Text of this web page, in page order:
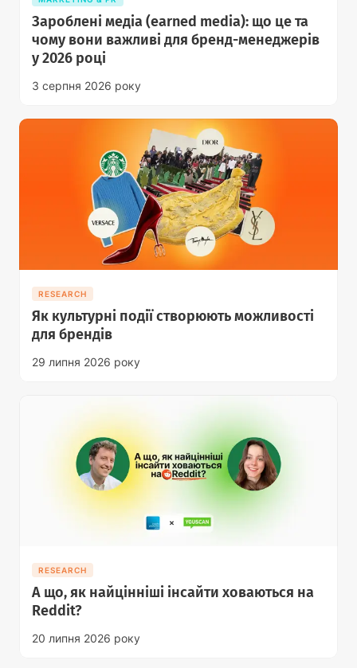
Зароблені медіа (earned media): що це та
чому вони важливі для бренд-менеджерів
у 2026 році
3 серпня 2026 року
RESEARCH
Як культурні події створюють можливості
для брендів
29 липня 2026 року
RESEARCH
А що, як найцінніші інсайти ховаються на
Reddit?
20 липня 2026 року